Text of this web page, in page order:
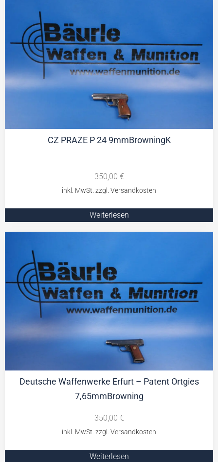
CZ PRAZE P 24 9mmBrowningK
350,00 €
Weiterlesen
Deutsche Waffenwerke Erfurt – Patent Ortgies
7,65mmBrowning
350,00 €
Weiterlesen